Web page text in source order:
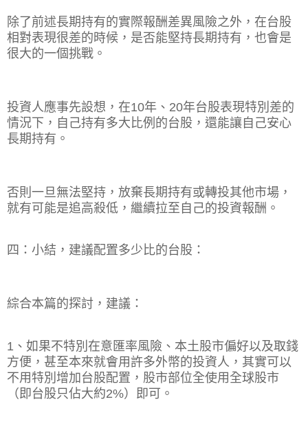
除了前述長期持有的實際報酬差異風險之外，在台股
相對表現很差的時候，是否能堅持長期持有，也會是
很大的一個挑戰。
投資人應事先設想，在10年、 20年台股表現特別差的
情況下，自己持有多大比例的台股，還能讓自己安心
長期持有。
否則一旦無法堅持，放棄長期持有或轉投其他市場，
就有可能是追高殺低，繼續拉至自己的投資報酬。
四：小結，建議配置多少比的台股：
綜合本篇的探討，建議：
1 、如果不特別在意匯率風險、本土股市偏好以及取錢
方便，甚至本來就會用許多外幣的投資人，其實可以
不用特別增加台股配置，股市部位全使用全球股市
（即台股只佔大約2%）即可。